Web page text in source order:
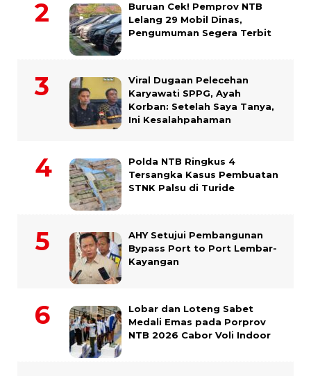
Buruan Cek! Pemprov NTB
Lelang 29 Mobil Dinas,
Pengumuman Segera Terbit
Viral Dugaan Pelecehan
Karyawati SPPG, Ayah
Korban: Setelah Saya Tanya,
Ini Kesalahpahaman
Polda NTB Ringkus 4
Tersangka Kasus Pembuatan
STNK Palsu di Turide
AHY Setujui Pembangunan
Bypass Port to Port Lembar-
Kayangan
Lobar dan Loteng Sabet
Medali Emas pada Porprov
NTB 2026 Cabor Voli Indoor